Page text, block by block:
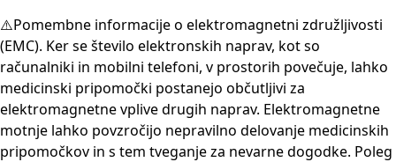
⚠️Pomembne informacije o elektromagnetni združljivosti
(EMC). Ker se število elektronskih naprav, kot so
računalniki in mobilni telefoni, v prostorih povečuje, lahko
medicinski pripomočki postanejo občutljivi za
elektromagnetne vplive drugih naprav. Elektromagnetne
motnje lahko povzročijo nepravilno delovanje medicinskih
pripomočkov in s tem tveganje za nevarne dogodke. Poleg